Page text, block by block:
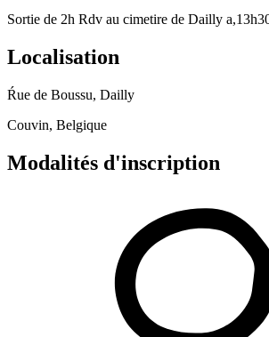
Sortie de 2h Rdv au cimetire de Dailly
Localisation
Ŕue de Boussu, Dailly
Couvin, Belgique
Modalités d'inscription